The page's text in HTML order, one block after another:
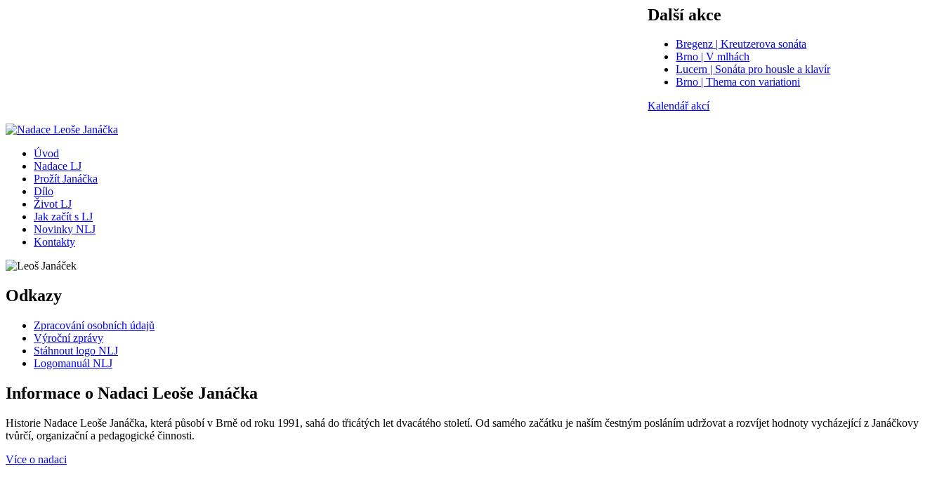
Další akce
Bregenz | Kreutzerova sonáta
Brno | V mlhách
Lucern | Sonáta pro housle a klavír
Brno | Thema con variationi
Kalendář akcí
Úvod
Nadace LJ
Prožít Janáčka
Dílo
Život LJ
Jak začít s LJ
Novinky NLJ
Kontakty
Odkazy
Zpracování osobních údajů
Výroční zprávy
Stáhnout logo NLJ
Logomanuál NLJ
Informace o Nadaci Leoše Janáčka
Historie Nadace Leoše Janáčka, která působí v Brně od roku 1991, sahá do třicátých let dvacátého století. Od samého začátku je naším čestným posláním udržovat a rozvíjet hodnoty vycházející z Janáčkovy
tvůrčí, organizační a pedagogické činnosti.
Více o nadaci